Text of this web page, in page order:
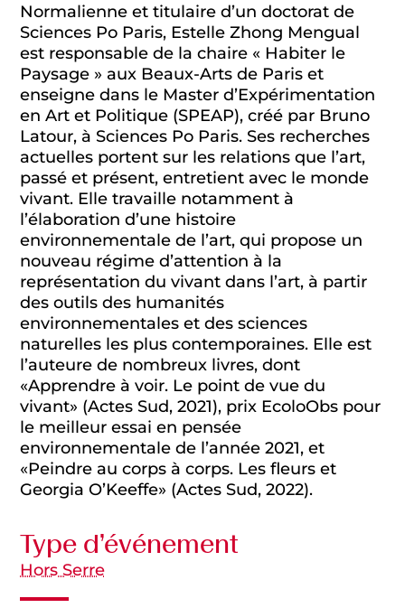
Normalienne et titulaire d’un doctorat de
Sciences Po Paris, Estelle Zhong Mengual
est responsable de la chaire « Habiter le
Paysage » aux Beaux-Arts de Paris et
enseigne dans le Master d’Expérimentation
en Art et Politique (SPEAP), créé par Bruno
Latour, à Sciences Po Paris. Ses recherches
actuelles portent sur les relations que l’art,
passé et présent, entretient avec le monde
vivant. Elle travaille notamment à
l’élaboration d’une histoire
environnementale de l’art, qui propose un
nouveau régime d’attention à la
représentation du vivant dans l’art, à partir
des outils des humanités
environnementales et des sciences
naturelles les plus contemporaines. Elle est
l’auteure de nombreux livres, dont
«Apprendre à voir. Le point de vue du
vivant» (Actes Sud, 2021), prix EcoloObs pour
le meilleur essai en pensée
environnementale de l’année 2021, et
«Peindre au corps à corps. Les fleurs et
Georgia O’Keeffe» (Actes Sud, 2022).
Type d’événement
Hors Serre